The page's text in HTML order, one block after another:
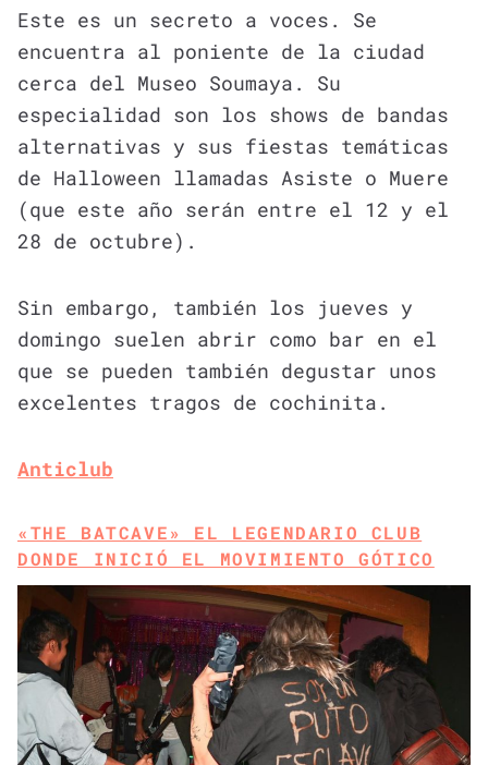
Este es un secreto a voces. Se
encuentra al poniente de la ciudad
cerca del Museo Soumaya. Su
especialidad son los shows de bandas
alternativas y sus fiestas temáticas
de Halloween llamadas Asiste o Muere
(que este año serán entre el 12 y el
28 de octubre).
Sin embargo, también los jueves y
domingo suelen abrir como bar en el
que se pueden también degustar unos
excelentes tragos de cochinita.
Anticlub
«THE BATCAVE» EL LEGENDARIO CLUB
DONDE INICIÓ EL MOVIMIENTO GÓTICO